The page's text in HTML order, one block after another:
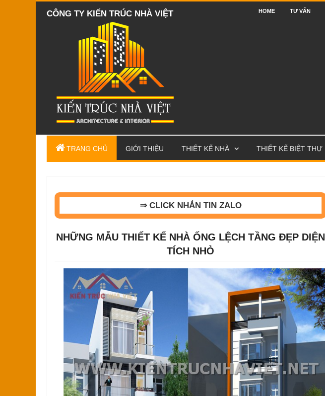
CÔNG TY KIẾN TRÚC NHÀ VIỆT HOME TƯ VẤN
TRANG CHỦ GIỚI THIỆU THIẾT KẾ NHÀ THIẾT KẾ BIỆT THỰ
⇒ CLICK NHẮN TIN ZALO
NHỮNG MẪU THIẾT KẾ NHÀ ỐNG LỆCH TẦNG ĐẸP DIỆN
TÍCH NHỎ